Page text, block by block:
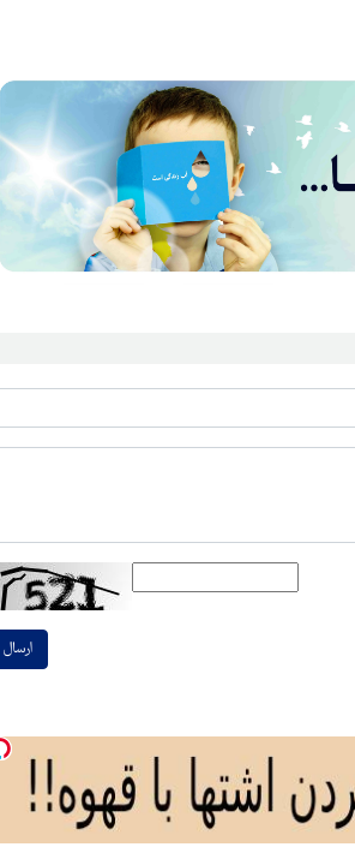
ارسال
پزشکیان: گفت‌وگوها آمریکا را
مجبور به همراهی کرد